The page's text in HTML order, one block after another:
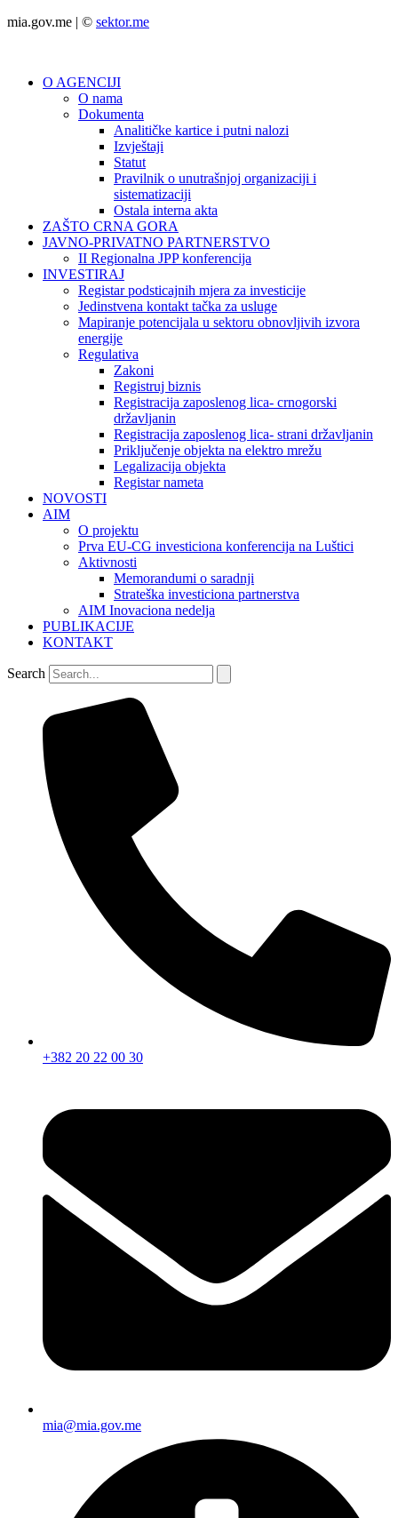
mia.gov.me | © sektor.me
O AGENCIJI
O nama
Dokumenta
Analitičke kartice i putni nalozi
Izvještaji
Statut
Pravilnik o unutrašnjoj organizaciji i
sistematizaciji
Ostala interna akta
ZAŠTO CRNA GORA
JAVNO-PRIVATNO PARTNERSTVO
II Regionalna JPP konferencija
INVESTIRAJ
Registar podsticajnih mjera za investicije
Jedinstvena kontakt tačka za usluge
Mapiranje potencijala u sektoru obnovljivih izvora
energije
Regulativa
Zakoni
Registruj biznis
Registracija zaposlenog lica- crnogorski
državljanin
Registracija zaposlenog lica- strani državljanin
Priključenje objekta na elektro mrežu
Legalizacija objekta
Registar nameta
NOVOSTI
AIM
O projektu
Prva EU-CG investiciona konferencija na Luštici
Aktivnosti
Memorandumi o saradnji
Strateška investiciona partnerstva
AIM Inovaciona nedelja
PUBLIKACIJE
KONTAKT
Search
+382 20 22 00 30
mia@mia.gov.me